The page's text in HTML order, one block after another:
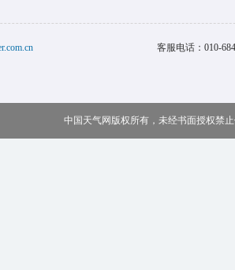
客服电话： 010-
中国天气网版权所有，未经书面授权